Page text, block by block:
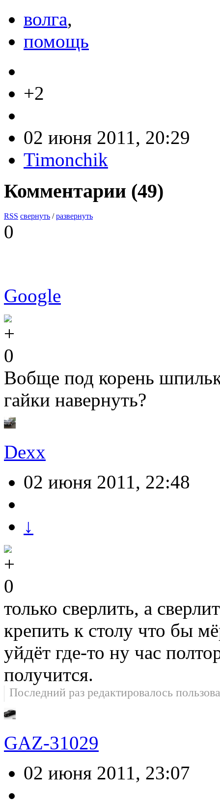
волга,
помощь
+2
02 июня 2011, 20:29
Timonchik
Комментарии (49)
RSS свернуть /развернуть
0
Google
0
Вобще под корень
гайки навернуть?
Dexx
02 июня 2011, 22:48
↓
0
только сверлить, а
крепить к столу что бы
уйдёт где-то ну час
получится.
Последний раз редактировалось
GAZ-31029
02 июня 2011, 23:07